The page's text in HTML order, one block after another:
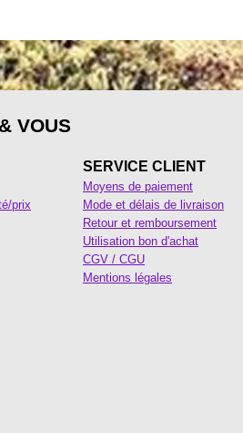
VOUS
prix
SERVICE CLIENT
Moyens de paiement
Mode et délais de livraison
Retour et remboursement
Utilisation bon d'achat
CGV / CGU
Mentions légales